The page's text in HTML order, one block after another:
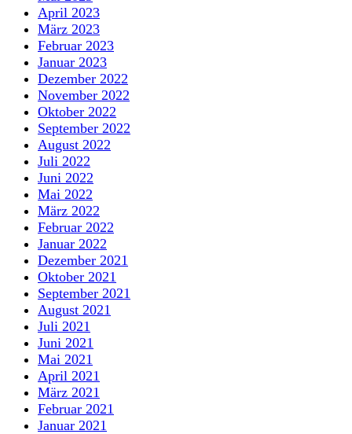
April 2023
März 2023
Februar 2023
Januar 2023
Dezember 2022
November 2022
Oktober 2022
September 2022
August 2022
Juli 2022
Juni 2022
Mai 2022
März 2022
Februar 2022
Januar 2022
Dezember 2021
Oktober 2021
September 2021
August 2021
Juli 2021
Juni 2021
Mai 2021
April 2021
März 2021
Februar 2021
Januar 2021